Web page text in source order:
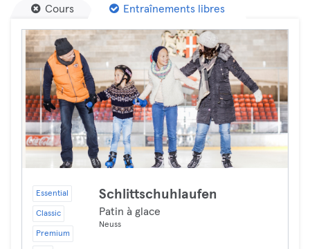
Cours Entraînements libres
Essential
Classic
Premium
Schlittschuhlaufen
Patin à glace
Neuss